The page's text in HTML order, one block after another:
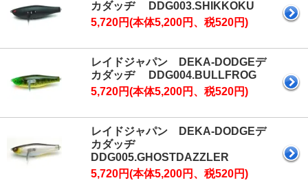
カダッヂ DDG003.SHIKKOKU
5,720円(本体5,200円、税520円)
レイドジャパン DEKA-DODGEデ
カダッヂ DDG004.BULLFROG
5,720円(本体5,200円、税520円)
レイドジャパン DEKA-DODGEデ
カダッヂ
DDG005.GHOSTDAZZLER
5,720円(本体5,200円、税520円)